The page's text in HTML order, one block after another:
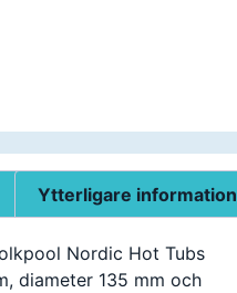
Ytterligare information
Nordic Hot Tubs
diameter 135 mm och